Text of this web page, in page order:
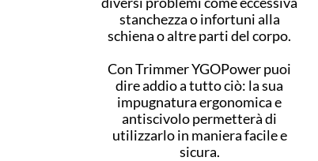
stanchezza o infortuni alla
schiena o altre parti del corpo.
Con Trimmer YGOPower puoi
dire addio a tutto ciò: la sua
impugnatura ergonomica e
antiscivolo permetterà di
utilizzarlo in maniera facile e
sicura.